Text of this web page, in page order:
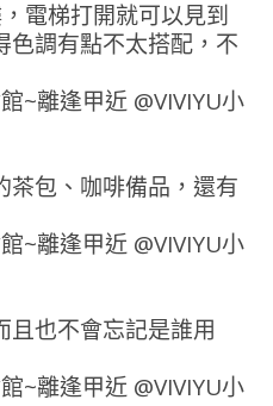
電梯打開就可以見到
色調有點不太搭配，不
茶包、咖啡備品，還有
且也不會忘記是誰用